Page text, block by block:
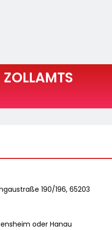
W
190/196, 65203
oder Hanau